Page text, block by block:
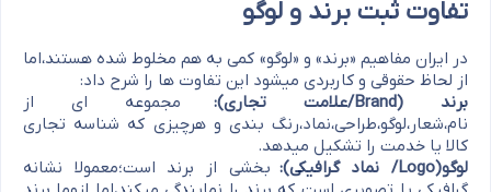
تفاوت ثبت برند و لوگو
در ایران مفاهیم «برند» و «لوگو» کمی به هم مخلوط شده هستند،اما
از لحاظ حقوقی و کاربردی میشود این تفاوت ها را شرح داد:
برند (Brand/علامت تجاری):
مجموعه ای از
نام،شعار،لوگو،طراحی،نماد،رنگ بندی و هرچیزی که شناسه تجاری
کالا یا خدمت را تشکیل میدهد.
لوگو(Logo/ نماد گرافیکی):
بخشی از برند است؛معمولا نشانه